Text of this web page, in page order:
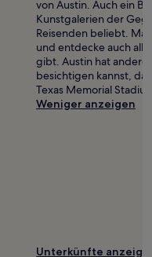
von Austin. Auch ein
Kunstgalerien der
Reisenden beliebt.
und entdecke auch
gibt. Austin hat andere
besichtigen kannst,
Texas Memorial
Weniger anzeigen
Unterkünfte